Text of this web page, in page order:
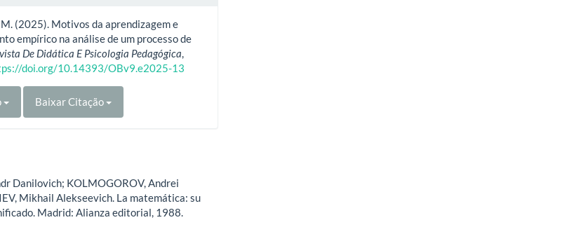
(2025). Motivos da aprendizagem e
empírico na análise de um processo de
De Didática E Psicologia Pedagógica,
doi.org/10.14393/OBv9.e2025-13
Baixar Citação
Danilovich; KOLMOGOROV, Andrei
Mikhail Alekseevich. La matemática: su
Madrid: Alianza editorial, 1988.